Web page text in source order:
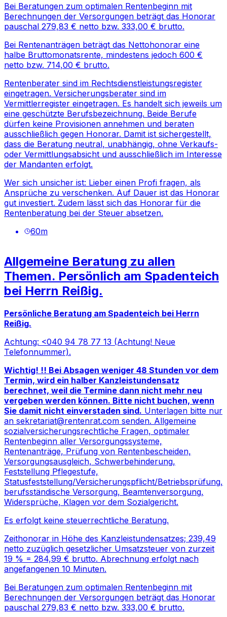
Bei Beratungen zum optimalen Rentenbeginn mit
Berechnungen der Versorgungen beträgt das Honorar
pauschal 279,83 € netto bzw. 333,00 € brutto.
Bei Rentenanträgen beträgt das Nettohonorar eine
halbe Bruttomonatsrente, mindestens jedoch 600 €
netto bzw. 714,00 € brutto.
Rentenberater sind im Rechtsdienstleistungsregister
eingetragen. Versicherungsberater sind im
Vermittlerregister eingetragen. Es handelt sich jeweils um
eine geschützte Berufsbezeichnung. Beide Berufe
dürfen keine Provisionen annehmen und beraten
ausschließlich gegen Honorar. Damit ist sichergestellt,
dass die Beratung neutral, unabhängig, ohne Verkaufs-
oder Vermittlungsabsicht und ausschließlich im Interesse
der Mandanten erfolgt.
Wer sich unsicher ist: Lieber einen Profi fragen, als
Ansprüche zu verschenken. Auf Dauer ist das Honorar
gut investiert. Zudem lässt sich das Honorar für die
Rentenberatung bei der Steuer absetzen.
60m
Allgemeine Beratung zu allen
Themen. Persönlich am Spadenteich
bei Herrn Reißig.
Persönliche Beratung am Spadenteich bei Herrn
Reißig.
Achtung: <040 94 78 77 13 (Achtung! Neue
Telefonnummer).
Wichtig! !! Bei Absagen weniger 48 Stunden vor dem
Termin, wird ein halber Kanzleistundensatz
berechnet, weil die Termine dann nicht mehr neu
vergeben werden können. Bitte nicht buchen, wenn
Sie damit nicht einverstaden sind. Unterlagen bitte nur
an sekretariat@rentenrat.com senden. Allgemeine
sozialversicherungsrechtliche Fragen, optimaler
Rentenbeginn aller Versorgungssysteme,
Rentenanträge, Prüfung von Rentenbescheiden,
Versorgungsausgleich, Schwerbehinderung,
Feststellung Pflegestufe,
Statusfeststellung/Versicherungspflicht/Betriebsprüfung,
berufsständische Versorgung, Beamtenversorgung,
Widersprüche, Klagen vor dem Sozialgericht.
Es erfolgt keine steuerrechtliche Beratung.
Zeithonorar in Höhe des Kanzleistundensatzes; 239,49
netto zuzüglich gesetzlicher Umsatzsteuer von zurzeit
19 % = 284,99 € brutto. Abrechnung erfolgt nach
angefangenen 10 Minuten.
Bei Beratungen zum optimalen Rentenbeginn mit
Berechnungen der Versorgungen beträgt das Honorar
pauschal 279,83 € netto bzw. 333,00 € brutto.